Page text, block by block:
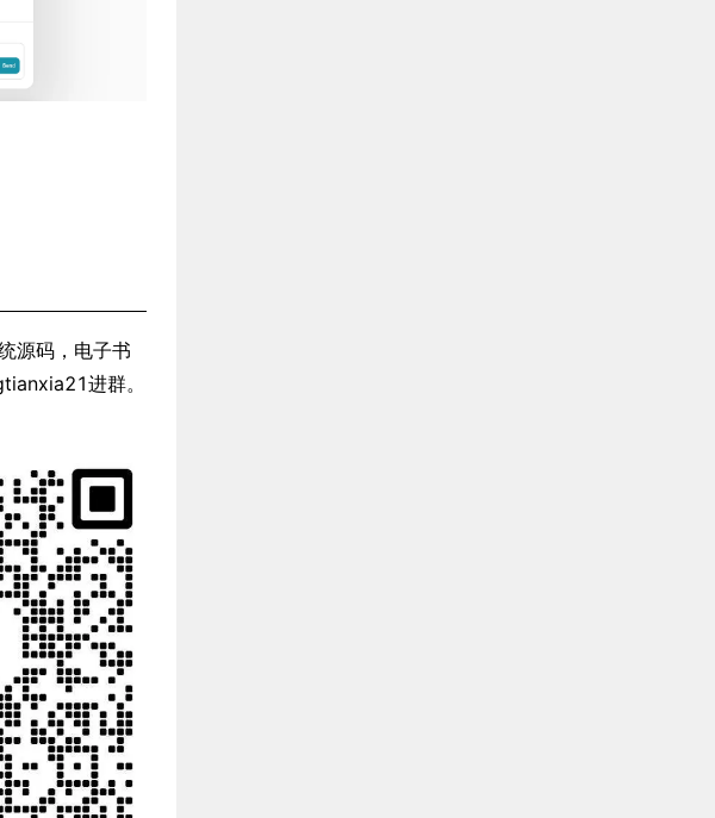
源码，电子书
进群。